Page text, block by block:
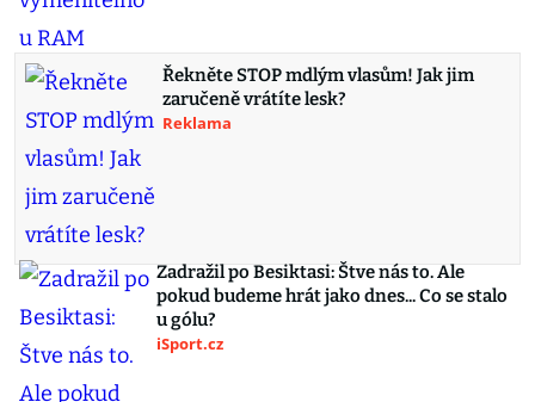
Řekněte STOP mdlým vlasům! Jak jim
zaručeně vrátíte lesk?
Reklama
Zadražil po Besiktasi: Štve nás to. Ale
pokud budeme hrát jako dnes... Co se stalo
u gólu?
iSport.cz